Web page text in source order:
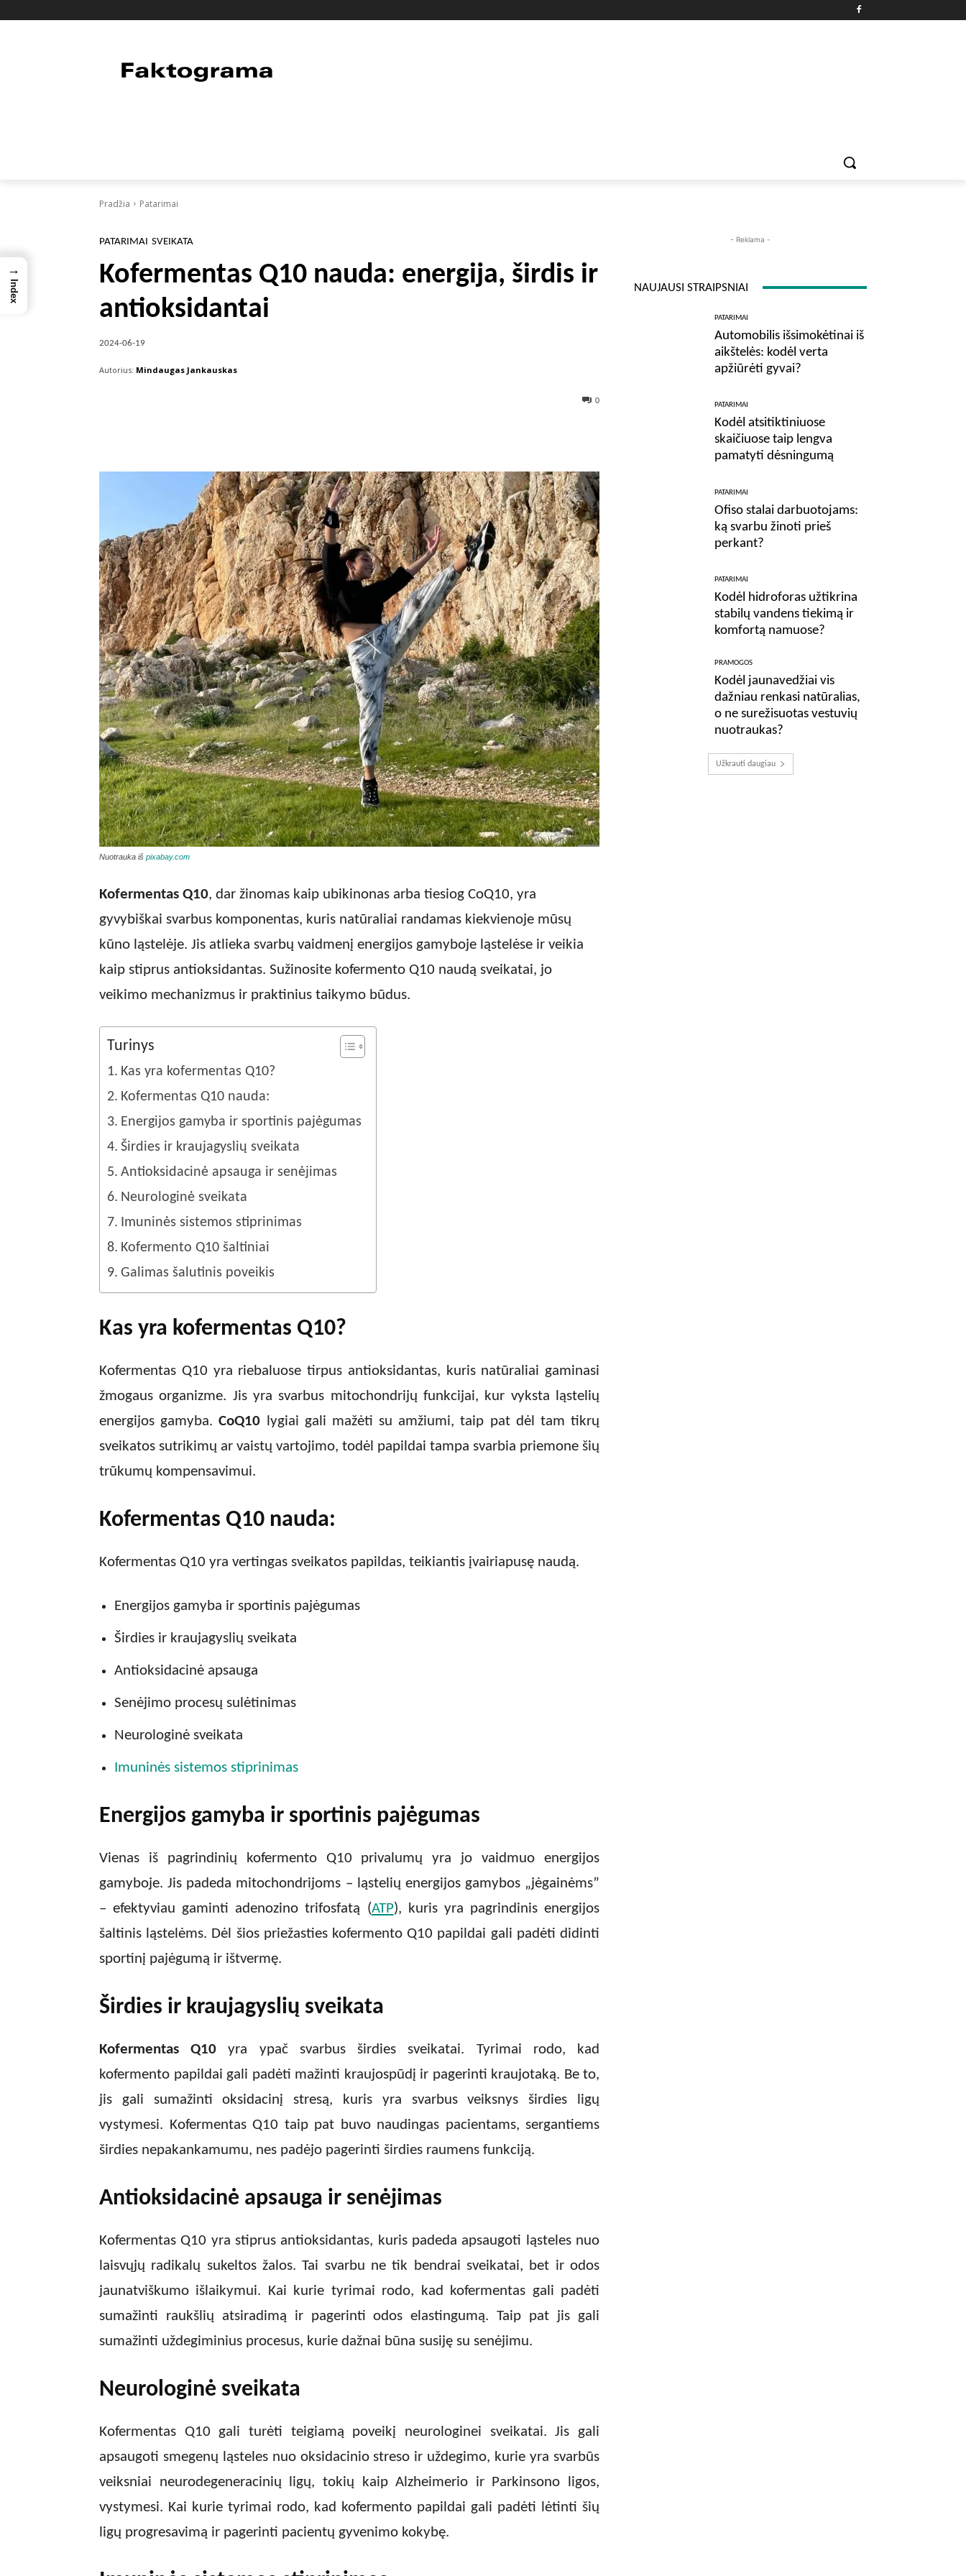
Pradžia Patarimai
PATARIMAI SVEIKATA
Kofermentas Q10 nauda: energija, širdis ir
antioksidantai
2024-06-19
Autorius: Mindaugas Jankauskas
0
Nuotrauka iš pixabay.com
Kofermentas Q10, dar žinomas kaip ubikinonas arba tiesiog CoQ10, yra
gyvybiškai svarbus komponentas, kuris natūraliai randamas kiekvienoje mūsų
kūno ląstelėje. Jis atlieka svarbų vaidmenį energijos gamyboje ląstelėse ir veikia
kaip stiprus antioksidantas. Sužinosite kofermento Q10 naudą sveikatai, jo
veikimo mechanizmus ir praktinius taikymo būdus.
Turinys
Kas yra kofermentas Q10?
Kofermentas Q10 nauda:
Energijos gamyba ir sportinis pajėgumas
Širdies ir kraujagyslių sveikata
Antioksidacinė apsauga ir senėjimas
Neurologinė sveikata
Imuninės sistemos stiprinimas
Kofermento Q10 šaltiniai
Galimas šalutinis poveikis
Kas yra kofermentas Q10?
Kofermentas Q10 yra riebaluose tirpus antioksidantas, kuris natūraliai gaminasi
žmogaus organizme. Jis yra svarbus mitochondrijų funkcijai, kur vyksta ląstelių
energijos gamyba.CoQ10 lygiai gali mažėti su amžiumi, taip pat dėl tam tikrų
sveikatos sutrikimų ar vaistų vartojimo, todėl papildai tampa svarbia priemone šių
trūkumų kompensavimui.
Kofermentas Q10 nauda:
Kofermentas Q10 yra vertingas sveikatos papildas, teikiantis įvairiapusę naudą.
Energijos gamyba ir sportinis pajėgumas
Širdies ir kraujagyslių sveikata
Antioksidacinė apsauga
Senėjimo procesų sulėtinimas
Neurologinė sveikata
Imuninės sistemos stiprinimas
Energijos gamyba ir sportinis pajėgumas
Vienas iš pagrindinių kofermento Q10 privalumų yra jo vaidmuo energijos
gamyboje. Jis padeda mitochondrijoms – ląstelių energijos gamybos „jėgainėms”
– efektyviau gaminti adenozino trifosfatą (ATP), kuris yra pagrindinis energijos
šaltinis ląstelėms. Dėl šios priežasties kofermento Q10 papildai gali padėti didinti
sportinį pajėgumą ir ištvermę.
Širdies ir kraujagyslių sveikata
Kofermentas Q10 yra ypač svarbus širdies sveikatai. Tyrimai rodo, kad
kofermento papildai gali padėti mažinti kraujospūdį ir pagerinti kraujotaką. Be to,
jis gali sumažinti oksidacinį stresą, kuris yra svarbus veiksnys širdies ligų
vystymesi. Kofermentas Q10 taip pat buvo naudingas pacientams, sergantiems
širdies nepakankamumu, nes padėjo pagerinti širdies raumens funkciją.
Antioksidacinė apsauga ir senėjimas
Kofermentas Q10 yra stiprus antioksidantas, kuris padeda apsaugoti ląsteles nuo
laisvųjų radikalų sukeltos žalos. Tai svarbu ne tik bendrai sveikatai, bet ir odos
jaunatviškumo išlaikymui. Kai kurie tyrimai rodo, kad kofermentas gali padėti
sumažinti raukšlių atsiradimą ir pagerinti odos elastingumą. Taip pat jis gali
sumažinti uždegiminius procesus, kurie dažnai būna susiję su senėjimu.
Neurologinė sveikata
Kofermentas Q10 gali turėti teigiamą poveikį neurologinei sveikatai. Jis gali
apsaugoti smegenų ląsteles nuo oksidacinio streso ir uždegimo, kurie yra svarbūs
veiksniai neurodegeneracinių ligų, tokių kaip Alzheimerio ir Parkinsono ligos,
vystymesi. Kai kurie tyrimai rodo, kad kofermento papildai gali padėti lėtinti šių
ligų progresavimą ir pagerinti pacientų gyvenimo kokybę.
- Reklama -
NAUJAUSI STRAIPSNIAI
PATARIMAI
Automobilis išsimokėtinai iš
aikštelės: kodėl verta
apžiūrėti gyvai?
PATARIMAI
Kodėl atsitiktiniuose
skaičiuose taip lengva
pamatyti dėsningumą
PATARIMAI
Ofiso stalai darbuotojams:
ką svarbu žinoti prieš
perkant?
PATARIMAI
Kodėl hidroforas užtikrina
stabilų vandens tiekimą ir
komfortą namuose?
PRAMOGOS
Kodėl jaunavedžiai vis
dažniau renkasi natūralias,
o ne surežisuotas vestuvių
nuotraukas?
Užkrauti daugiau
→
Index